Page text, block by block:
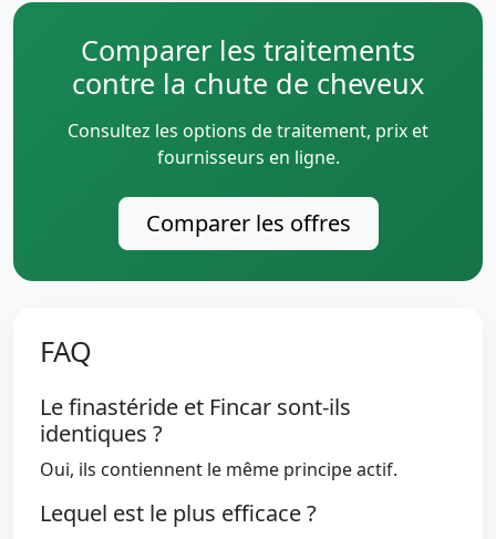
Comparer les traitements
contre la chute de cheveux
Consultez les options de traitement, prix et
fournisseurs en ligne.
Comparer les offres
FAQ
Le finastéride et Fincar sont-ils
identiques ?
Oui, ils contiennent le même principe actif.
Lequel est le plus efficace ?